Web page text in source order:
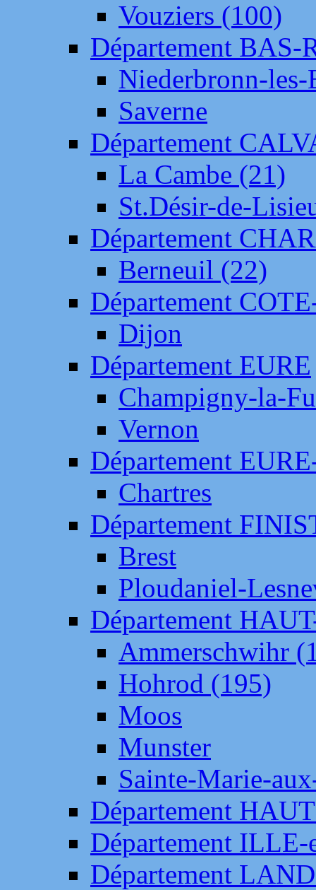
Vouziers (100)
Département BAS-
Niederbronn-
Saverne
Département
La Cambe (21)
St.Désir-de-
Département
Berneuil (22)
Département
Dijon
Département EURE
Champigny-la-
Vernon
Département
Chartres
Département
Brest
Ploudaniel-
Département
Ammerschwihr
Hohrod (195)
Moos
Munster
Sainte-Marie-
Département
Département
Département